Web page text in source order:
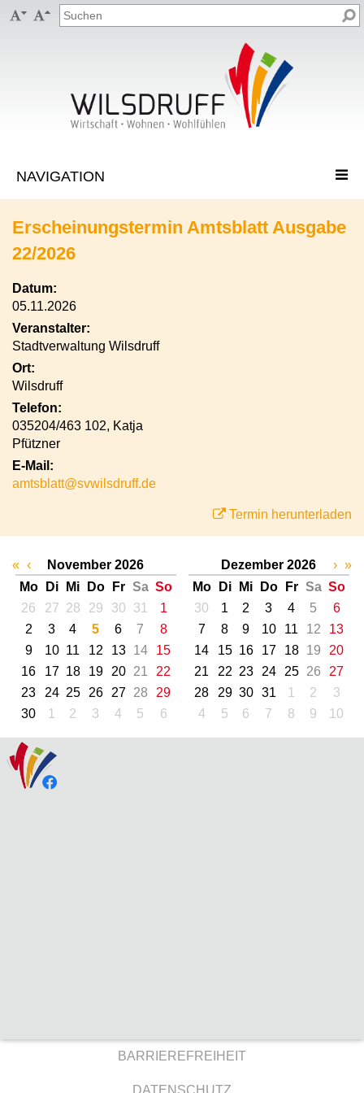
 
Erscheinungstermin Amtsblatt Ausgabe
22/2026
Datum:
05.11.2026
Veranstalter:
Stadtverwaltung Wilsdruff
Ort:
Wilsdruff
Telefon:
035204/463 102, Katja
Pfützner
E-Mail:
amtsblatt@svwilsdruff.de
Termin herunterladen
« ‹
November 2026
Mo
Di Mi Do Fr Sa So
26
27 28 29 30 31
1
2
3 4 5 6 7
8
9
10 11 12 13 14
15
16
17 18 19 20 21
22
23
24 25 26 27 28
29
30
1 2 3 4 5 6
Dezember 2026
Mo
Di Mi Do Fr Sa So
30
1 2 3 4 5
6
7
8 9 10 11 12
13
14
15 16 17 18 19
20
21
22 23 24 25 26
27
28
29 30 31 1 2
3
4
5 6 7 8 9 10
› »
BARRIEREFREIHEIT
DATENSCHUTZ